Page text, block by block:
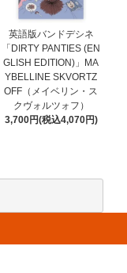
英語版バンドデシネ
「DIRTY PANTIES (EN
GLISH EDITION)」MA
YBELLINE SKVORTZ
OFF（メイベリン・ス
クヴォルツォフ）
3,700円(税込4,070円)